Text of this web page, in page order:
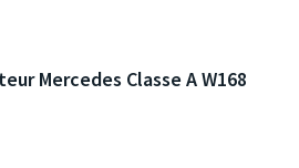
Mercedes Classe A W168